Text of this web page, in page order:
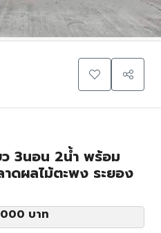
ว 3นอน 2น้ำ พร้อม
ดผลไม้ตะพง ระยอง
บาท